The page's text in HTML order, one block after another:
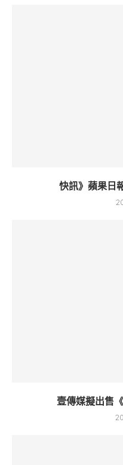
快訊》蘋果日
壹傳媒擬出售